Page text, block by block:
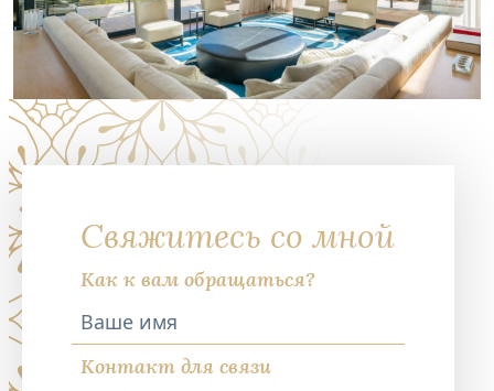
Свяжитесь со мной
Как к вам обращаться?
Контакт для связи